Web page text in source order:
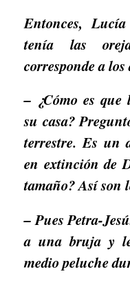
Entonces,
tenía las
corresponde a los
– ¿Cómo es
su casa?
terrestre. Es un
en extinción de
tamaño? Así son
– Pues Petra-
a una bruja y
medio peluche